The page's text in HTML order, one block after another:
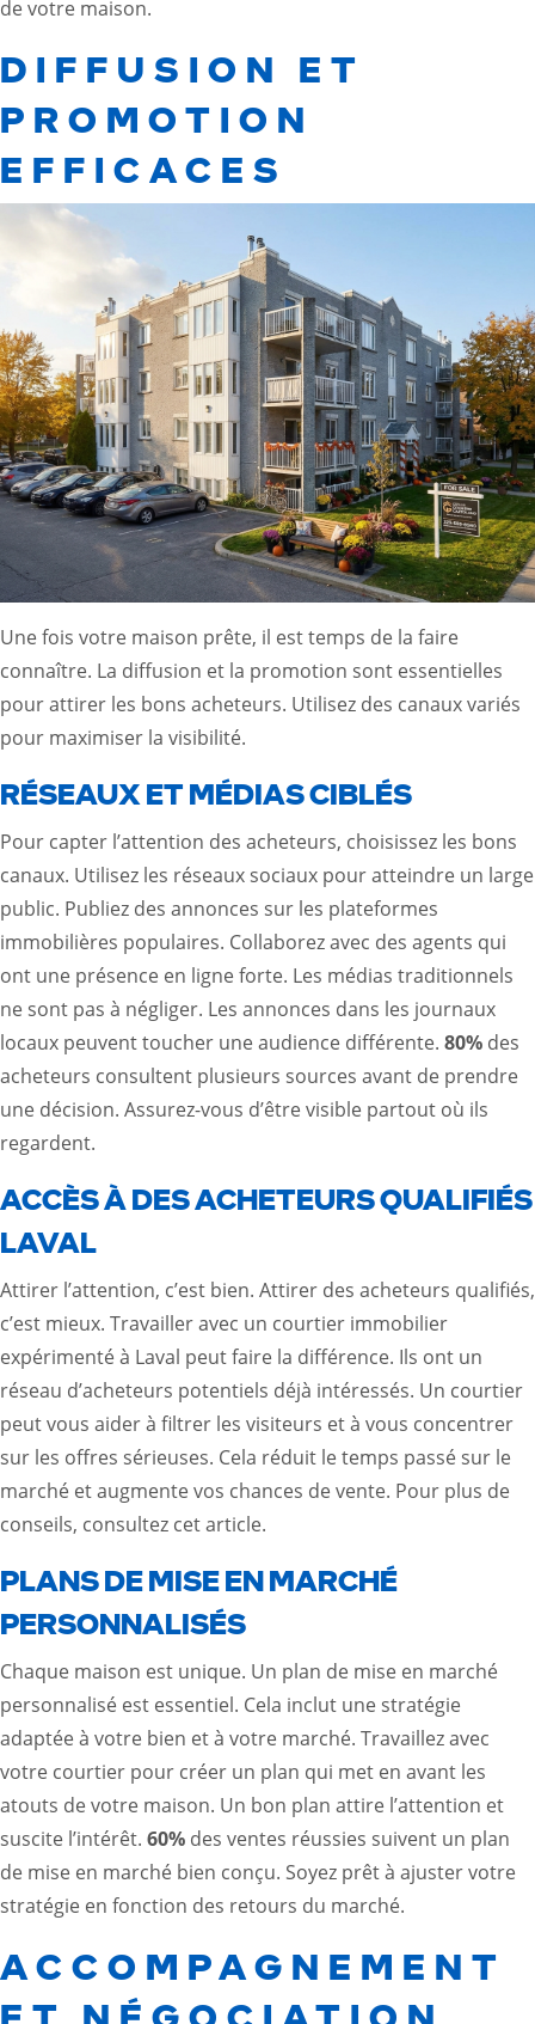
de votre maison.
DIFFUSION ET
PROMOTION
EFFICACES
Une fois votre maison prête, il est temps de la faire
connaître. La diffusion et la promotion sont essentielles
pour attirer les bons acheteurs. Utilisez des canaux variés
pour maximiser la visibilité.
RÉSEAUX ET MÉDIAS CIBLÉS
Pour capter l’attention des acheteurs, choisissez les bons
canaux. Utilisez les réseaux sociaux pour atteindre un large
public. Publiez des annonces sur les plateformes
immobilières populaires. Collaborez avec des agents qui
ont une présence en ligne forte. Les médias traditionnels
ne sont pas à négliger. Les annonces dans les journaux
locaux peuvent toucher une audience différente. 80% des
acheteurs consultent plusieurs sources avant de prendre
une décision. Assurez-vous d’être visible partout où ils
regardent.
ACCÈS À DES ACHETEURS QUALIFIÉS
LAVAL
Attirer l’attention, c’est bien. Attirer des acheteurs qualifiés,
c’est mieux. Travailler avec un courtier immobilier
expérimenté à Laval peut faire la différence. Ils ont un
réseau d’acheteurs potentiels déjà intéressés. Un courtier
peut vous aider à filtrer les visiteurs et à vous concentrer
sur les offres sérieuses. Cela réduit le temps passé sur le
marché et augmente vos chances de vente. Pour plus de
conseils, consultez cet article.
PLANS DE MISE EN MARCHÉ
PERSONNALISÉS
Chaque maison est unique. Un plan de mise en marché
personnalisé est essentiel. Cela inclut une stratégie
adaptée à votre bien et à votre marché. Travaillez avec
votre courtier pour créer un plan qui met en avant les
atouts de votre maison. Un bon plan attire l’attention et
suscite l’intérêt. 60% des ventes réussies suivent un plan
de mise en marché bien conçu. Soyez prêt à ajuster votre
stratégie en fonction des retours du marché.
ACCOMPAGNEMENT